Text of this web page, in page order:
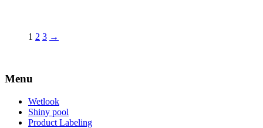
1 2 3 →
Menu
Wetlook
Shiny pool
Product Labeling